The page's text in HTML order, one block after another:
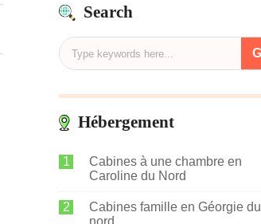
Search
Hébergement
Cabines à une chambre en
Caroline du Nord
Cabines famille en Géorgie du
nord